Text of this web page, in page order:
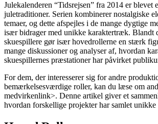
Julekalenderen “Tidsrejsen” fra 2014 er blevet
juletraditioner. Serien kombinerer nostalgiske
temaer, og dette afspejles i de mange dygtige
især bidrager med unikke karaktertræk. Blandt
skuespillere gør især hovedrollerne en stærk
mange diskussioner og analyser af, hvordan
skuespillernes præstationer har påvirket
For dem, der interesserer sig for andre
bemærkelsesværdige roller, kan du læse om
medvirkenlink>. Denne artikel giver et
hvordan forskellige projekter har samlet unikke